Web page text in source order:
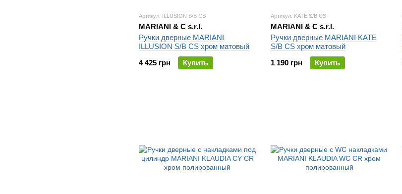
Артикул: ILLUSION S/B CS
MARIANI & C s.r.l.
Ручки дверные MARIANI
ILLUSION S/B CS хром матовый
4 425 грн
Купить
Артикул: KATE S/B CS
MARIANI & C s.r.l.
Ручки дверные MARIANI KATE
S/B CS хром матовый
1 190 грн
Купить